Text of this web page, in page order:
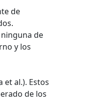
de
de
y los
al.). Estos
de los